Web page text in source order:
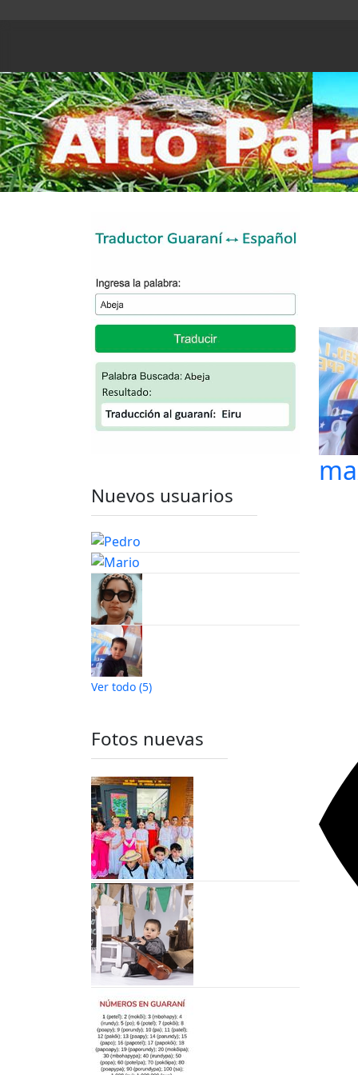
Nuevos usuarios
Ver todo (5)
Fotos nuevas